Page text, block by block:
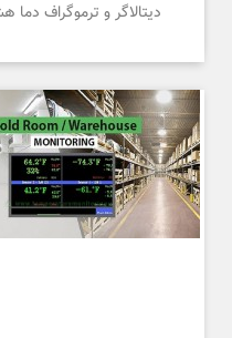
دیتالاگر و ترموگراف